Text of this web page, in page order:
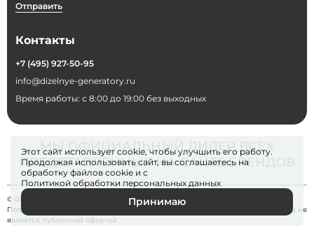
Отправить
Контакты
+7 (495) 927-50-95
info@dizelnye-generatory.ru
Время работы: с 8:00 до 19:00 без выходных
МЫ ОФИЦИАЛЬНЫЙ ДИЛЕР ВСЕХ
ПРЕДСТАВЛЕННЫХ НА САЙТЕ БРЕНДОВ
© dizelnye-generatory 2026
Политика конфиденциальности
. Информация на сайте dizelnye-generatory.ru не
является публичной офертой
Этот сайт использует cookie, чтобы улучшить его работу.
Продолжая использовать сайт, вы соглашаетесь на
обработку файлов cookie и с
Политикой обработки персональных данных
Принимаю